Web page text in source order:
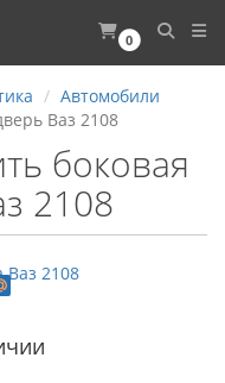
0
Автомобили
Ваз 2108
боковая
2108